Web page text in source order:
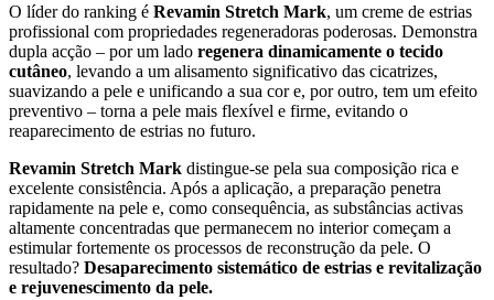
O líder do ranking é Revamin Stretch Mark, um creme de estrias
profissional com propriedades regeneradoras poderosas. Demonstra
dupla acção – por um lado regenera dinamicamente o tecido
cutâneo, levando a um alisamento significativo das cicatrizes,
suavizando a pele e unificando a sua cor e, por outro, tem um efeito
preventivo – torna a pele mais flexível e firme, evitando o
reaparecimento de estrias no futuro.
Revamin Stretch Mark distingue-se pela sua composição rica e
excelente consistência. Após a aplicação, a preparação penetra
rapidamente na pele e, como consequência, as substâncias activas
altamente concentradas que permanecem no interior começam a
estimular fortemente os processos de reconstrução da pele. O
resultado? Desaparecimento sistemático de estrias e revitalização
e rejuvenescimento da pele.